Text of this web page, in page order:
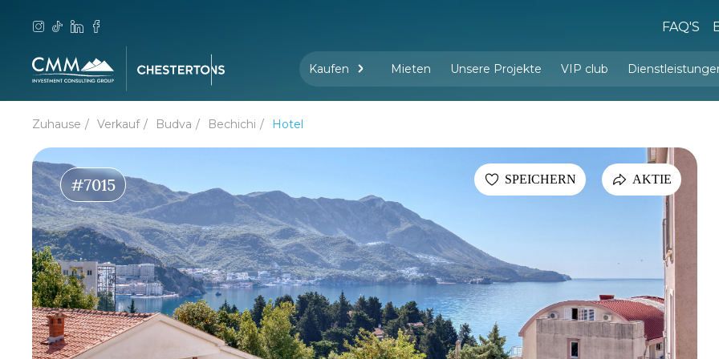
FAQ'S
Kaufen Mieten Unsere Projekte VIP club
Zuhause Verkauf Budva Bechichi Hotel
#7015 SPEICHERN AKTIE